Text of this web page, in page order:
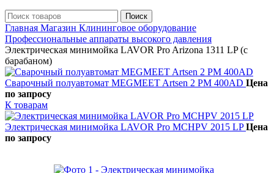
Поиск
Главная Магазин Клининговое оборудование
Профессиональные аппараты высокого давления
Электрическая минимойка LAVOR Pro Arizona 1311 LP (с
барабаном)
Сварочный полуавтомат MEGMEET Artsen 2 PM 400AD Цена
по запросу
К товарам
Электрическая минимойка LAVOR Pro MCHPV 2015 LPЦена
по запросу